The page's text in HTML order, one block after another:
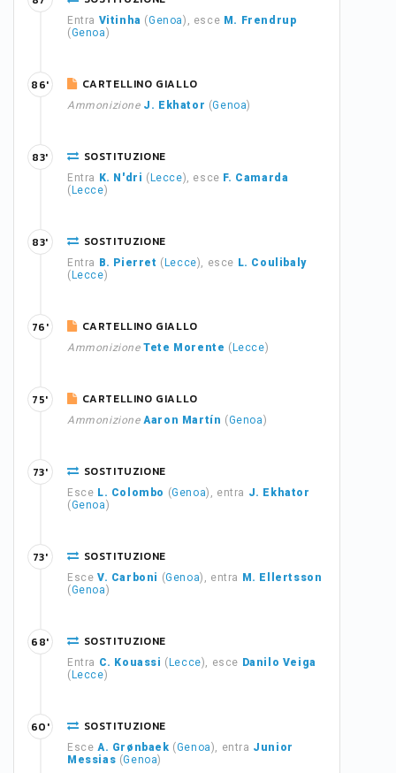
Entra Vitinha (Genoa), esce M. Frendrup
(Genoa)
CARTELLINO GIALLO
Ammonizione J. Ekhator (Genoa)
86'
SOSTITUZIONE
Entra K. N'dri ( Lecce), esce F. Camarda
( Lecce)
83'
SOSTITUZIONE
Entra B. Pierret ( Lecce), esce L. Coulibaly
( Lecce)
83'
CARTELLINO GIALLO
Ammonizione Tete Morente ( Lecce)
76'
CARTELLINO GIALLO
Ammonizione Aaron Martín (Genoa)
75'
SOSTITUZIONE
Esce L. Colombo (Genoa), entra J. Ekhator
(Genoa)
73'
SOSTITUZIONE
Esce V. Carboni (Genoa), entra
M. Ellertsson
(Genoa)
73'
SOSTITUZIONE
Entra C. Kouassi ( Lecce), esce Danilo Veiga
( Lecce)
68'
SOSTITUZIONE
Esce A. Grønbaek (Genoa), entra Junior
Messias (Genoa)
60'